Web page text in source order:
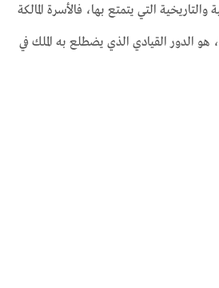
التي يتمتع بها، فالأسرة المالكة
الدور القيادي الذي يضطلع به الملك في